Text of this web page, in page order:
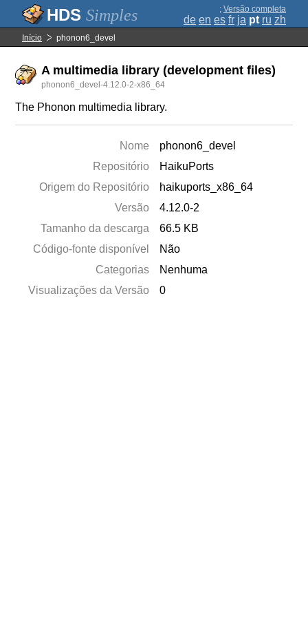
Simples ; Versão completa
de en es fr ja pt ru zh
Início phonon6_devel
A multimedia library (development files)
phonon6_devel-4.12.0-2-x86_64
The Phonon multimedia library.
Nome
phonon6_devel
Repositório
HaikuPorts
Origem do Repositório
haikuports_x86_64
Versão
4.12.0-2
Tamanho da descarga
66.5 KB
Código-fonte disponível
Não
Categorias
Nenhuma
Visualizações da Versão
0